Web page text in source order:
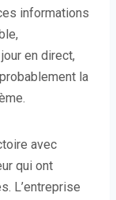
informations
en direct,
la
avec
qui ont
L’entreprise